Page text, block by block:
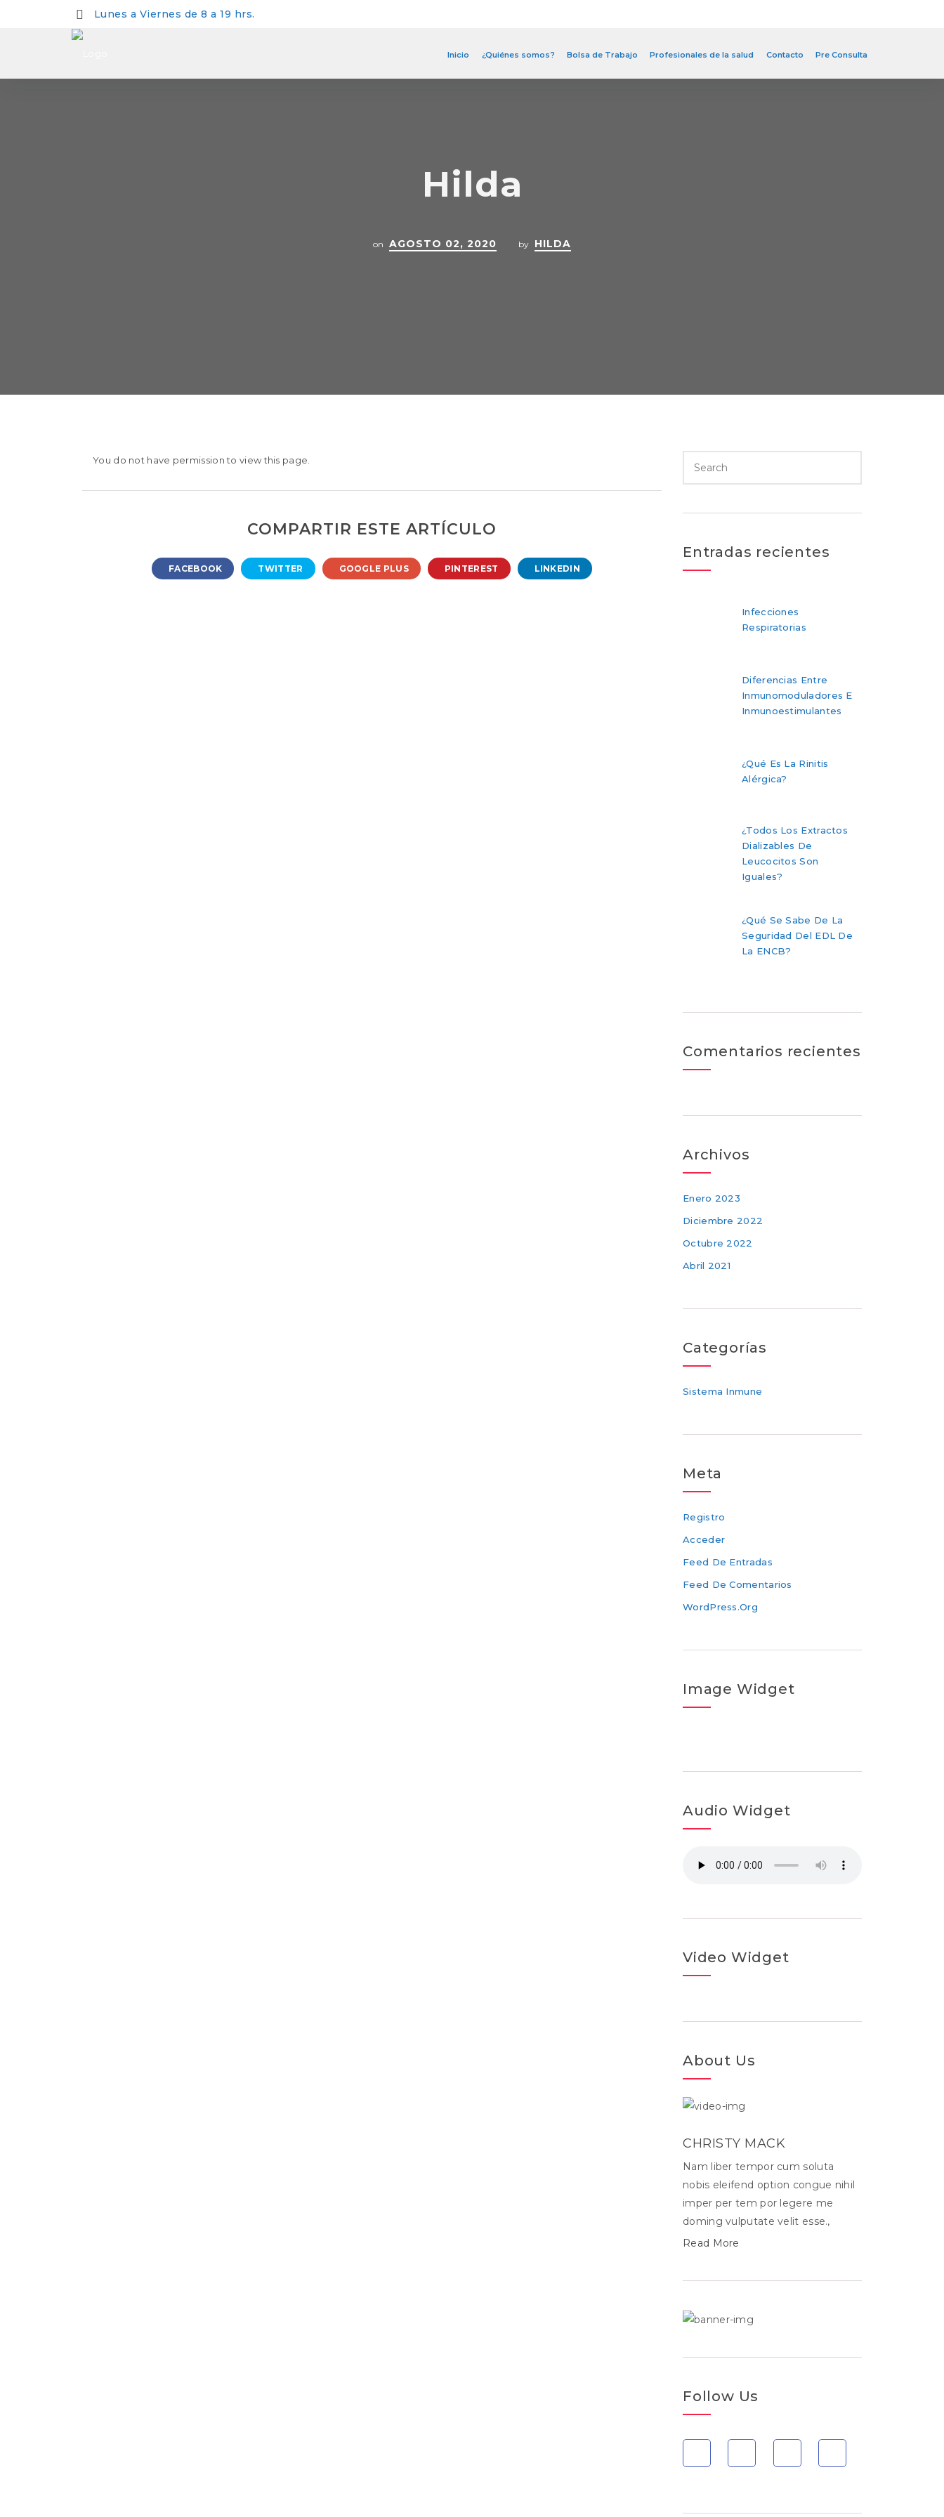
Lunes a Viernes de 8 a 19 hrs.
Inicio ¿Quiénes somos? Bolsa de Trabajo Profesionales de la salud Contacto Pre Consulta
Hilda
on AGOSTO 02, 2020 by HILDA
You do not have permission to view this page.
COMPARTIR ESTE ARTÍCULO
FACEBOOK TWITTER GOOGLE PLUS PINTEREST LINKEDIN
Entradas recientes
Infecciones
Respiratorias
Diferencias Entre
Inmunomoduladores E
Inmunoestimulantes
¿Qué Es La Rinitis
Alérgica?
¿Todos Los Extractos
Dializables De
Leucocitos Son
Iguales?
¿Qué Se Sabe De La
Seguridad Del EDL De
La ENCB?
Comentarios recientes
Archivos
Enero 2023
Diciembre 2022
Octubre 2022
Abril 2021
Categorías
Sistema Inmune
Meta
Registro
Acceder
Feed De Entradas
Feed De Comentarios
WordPress.org
Image Widget
Audio Widget
Video Widget
About Us
CHRISTY MACK
Nam liber tempor cum soluta
nobis eleifend option congue nihil
imper per tem por legere me
doming vulputate velit esse.,
Read More
Follow Us